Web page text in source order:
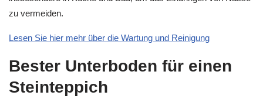
zu vermeiden.
Lesen Sie hier mehr über die Wartung und Reinigung
Bester Unterboden für einen
Steinteppich